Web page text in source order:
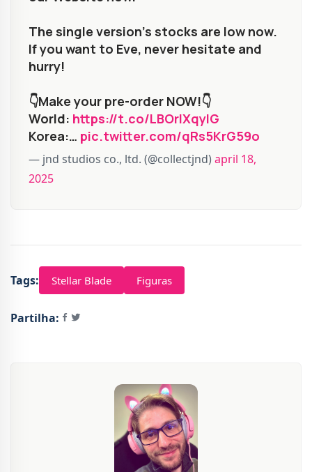
The single version’s stocks are low now.
If you want to Eve, never hesitate and
hurry!
👇Make your pre-order NOW!👇
World: https://t.co/LBOrlXqylG
Korea:… pic.twitter.com/qRs5KrG59o
— jnd studios co., ltd. (@collectjnd) april 18,
2025
Tags: Stellar Blade Figuras
Partilha: